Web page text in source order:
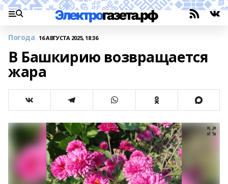
Погода 16 АВГУСТА 2025, 18:36
В Башкирию возвращается
жара